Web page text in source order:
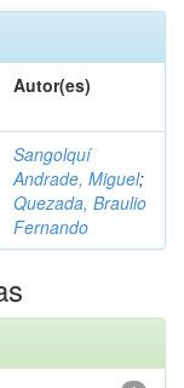
Autor(es)
Sangolquí
Andrade, Miguel;
Quezada, Braulio
Fernando